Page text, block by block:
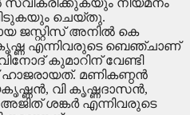
നിയമനം
ചെയ്തു.
ജസ്റ്റിസ് അനിൽ കെ
കൃഷ്ണ എന്നിവരുടെ ബെഞ്ചാണ്
വിനോദ് കുമാറിന് വേണ്ടി
മണികണ്ഠൻ
വി കൃഷ്ണദാസൻ,
ശങ്കർ എന്നിവരുടെ